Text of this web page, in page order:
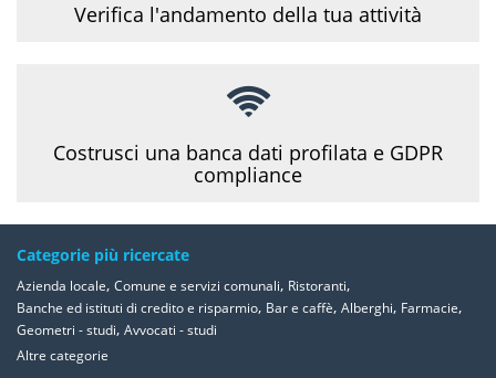
Verifica l'andamento della tua attività
Costrusci una banca dati profilata e GDPR
compliance
Categorie più ricercate
Azienda locale, Comune e servizi comunali, Ristoranti,
Banche ed istituti di credito e risparmio, Bar e caffè, Alberghi, Farmacie,
Geometri - studi, Avvocati - studi
Altre categorie